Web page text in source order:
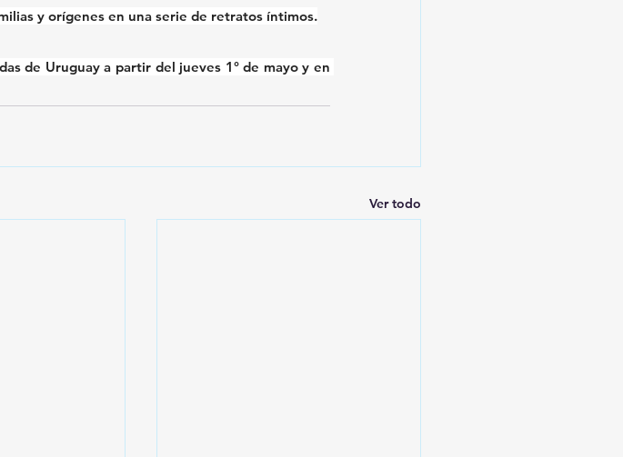
y orígenes en una serie de retratos íntimos.
Ver todo